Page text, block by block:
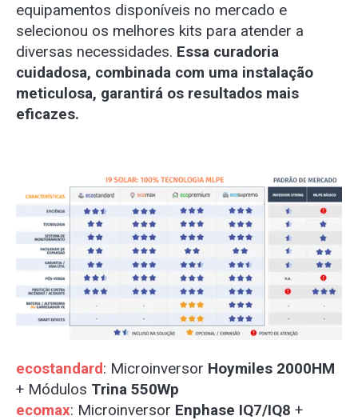
equipamentos disponíveis no mercado e
selecionou os melhores kits para atender a
diversas necessidades. Essa curadoria
cuidadosa, combinada com uma instalação
meticulosa, garantirá os resultados mais
eficazes.
ecostandard: Microinversor Hoymiles 2000HM
+ Módulos Trina 550Wp
ecomax: Microinversor Enphase IQ7/IQ8 +